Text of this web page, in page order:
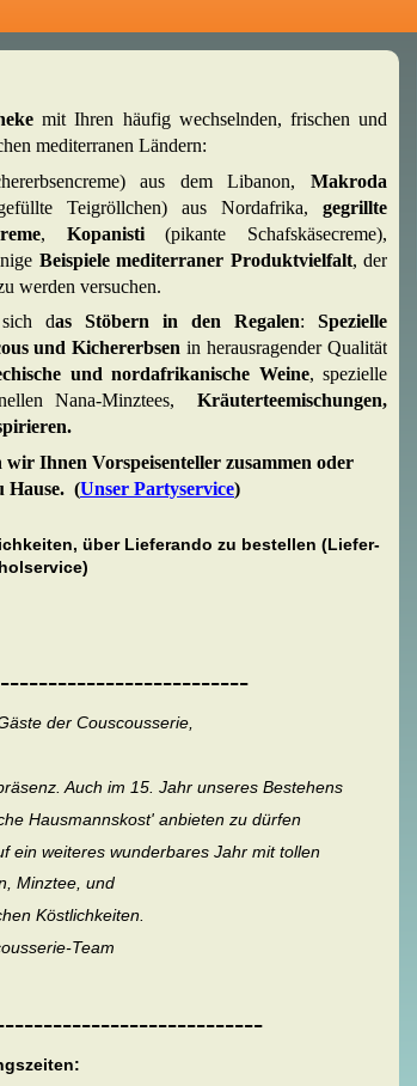
mit Ihren häufig wechselnden, frischen und
mediterranen Ländern:
aus dem Libanon, Makroda
Teigröllchen) aus Nordafrika, gegrillte
, Kopanisti(pikante Schafskäsecreme),
Beispiele mediterraner Produktvielfalt, der
werden versuchen.
das Stöbern in den Regalen: Spezielle
und Kichererbsen in herausragender Qualität
und nordafrikanische Weine, spezielle
Nana-Minztees, Kräuterteemischungen,
Ihnen Vorspeisenteller zusammen oder
Hause. (Unser Partyservice)
über Lieferando zu bestellen (Liefer-
der Couscousserie,
Auch im 15. Jahr unseres Bestehens
Hausmannskost' anbieten zu dürfen
ein weiteres wunderbares Jahr mit tollen
Minztee, und
Köstlichkeiten.
Team